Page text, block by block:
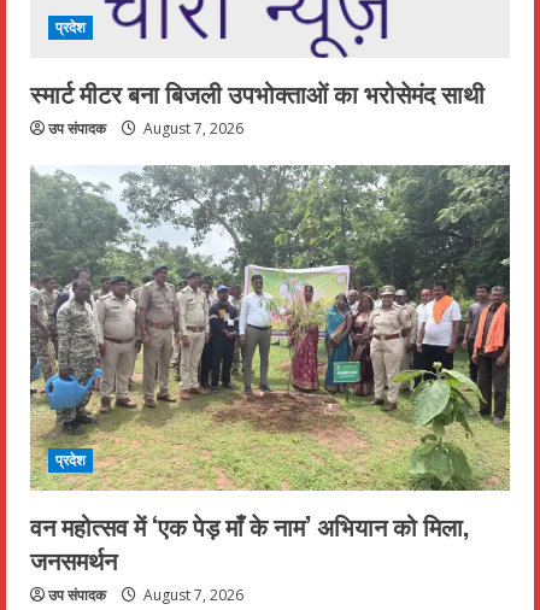
प्रदेश
स्मार्ट मीटर बना बिजली उपभोक्ताओं का भरोसेमंद साथी
उप संपादक August 7, 2026
प्रदेश
वन महोत्सव में ‘एक पेड़ माँ के नाम’ अभियान को मिला,
जनसमर्थन
उप संपादक August 7, 2026